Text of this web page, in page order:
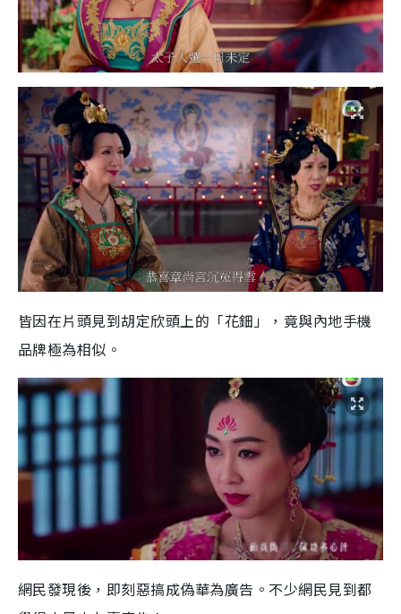
皆因在片頭見到胡定欣頭上的「花鈿」，竟與內地手機
品牌極為相似。
網民發現後，即刻惡搞成偽華為廣告。不少網民見到都